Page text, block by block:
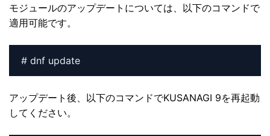
モジュールのアップデートについては、以下のコマンドで
適用可能です。
# dnf update
アップデート後、以下のコマンドでKUSANAGI 9を再起動
してください。